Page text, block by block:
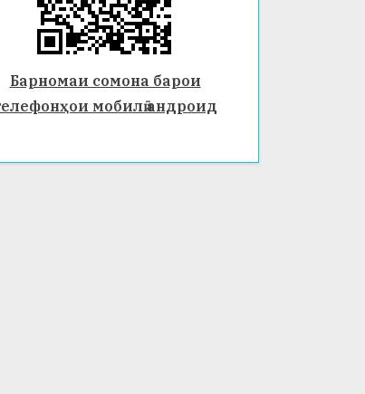
Барномаи сомона барои
мобилӣ андроид